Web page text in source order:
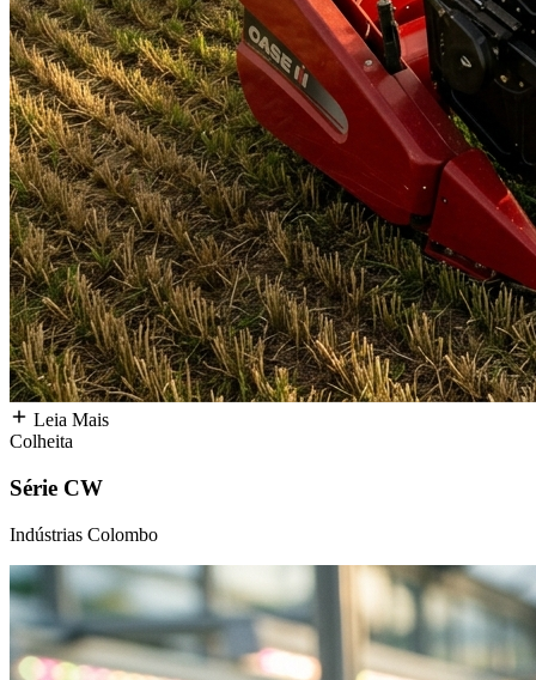
Leia Mais
Colheita
Série CW
Indústrias Colombo